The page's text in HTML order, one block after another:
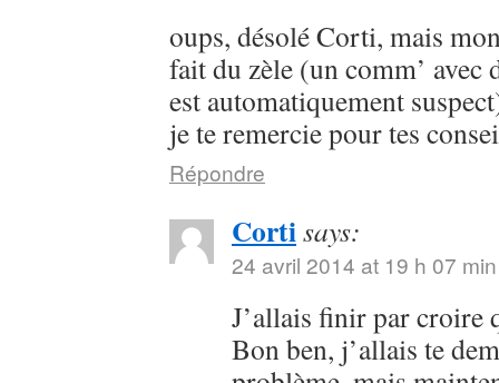
oups, désolé Corti, mais
fait du zèle (un comm’ avec
est automatiquement
je te remercie pour tes
Répondre
Cortisays:
24 avril 2014 at 19 h 07 min
J’allais finir par croire
Bon ben, j’allais te